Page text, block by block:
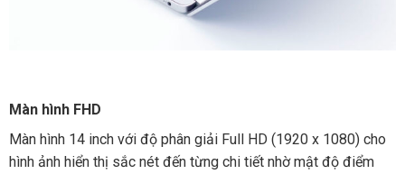
Màn hình FHD
Màn hình 14 inch với độ phân giải Full HD (1920 x 1080) cho
hình ảnh hiển thị sắc nét đến từng chi tiết nhờ mật độ điểm